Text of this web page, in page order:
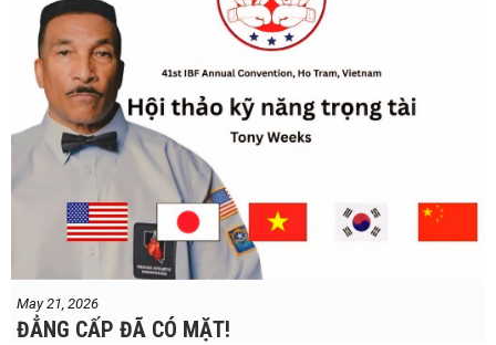
Junny Bugas vs Jeven Villacite
Claire Villarosa vs Felipe Tiempo
Các trận undercard
Jeff Santos vs Miller Alapormina
Yuga Ozaki vs Jonathan Refugio
Wesley Caga vs Sandy Volante
Ricson Hanginan vs Harry Omac
Salvador Gajana vs Wendel Babasol
Cherry Mae Rosas vs Charimae Salvador
Daniel Balois vs Sherwin Andes
May 21, 2026
ĐẲNG CẤP ĐÃ CÓ MẶT!